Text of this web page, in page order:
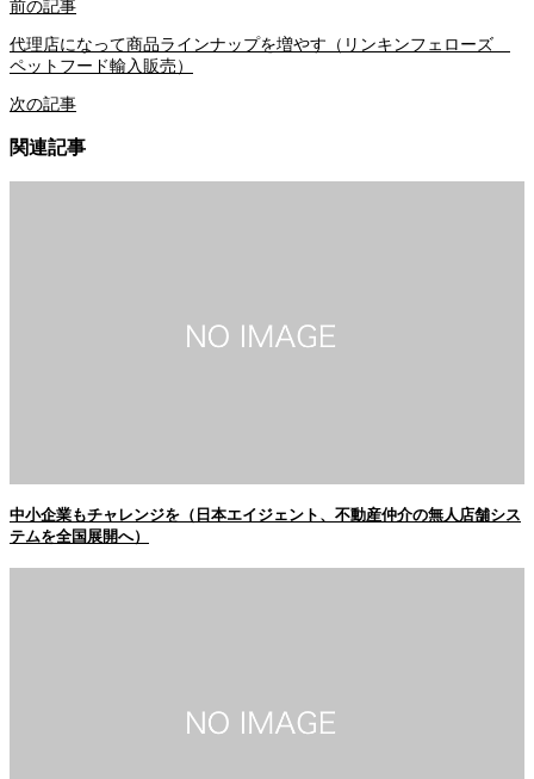
前の記事
代理店になって商品ラインナップを増やす（リンキンフェローズ
ペットフード輸入販売）
次の記事
関連記事
中小企業もチャレンジを（日本エイジェント、不動産仲介の無人店舗シス
テムを全国展開へ）